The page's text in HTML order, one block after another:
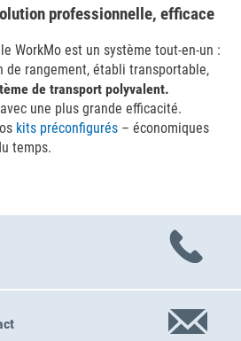
professionnelle, efficace
WorkMo est un système tout-en-un :
de rangement, établi transportable,
de transport polyvalent.
une plus grande efficacité.
kits préconfigurés – économiques
temps.